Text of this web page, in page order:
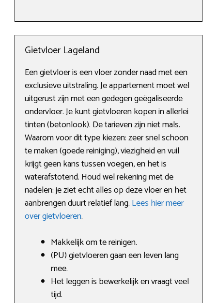
Gietvloer Lageland
Een gietvloer is een vloer zonder naad met een
exclusieve uitstraling. Je appartement moet wel
uitgerust zijn met een gedegen geëgaliseerde
ondervloer. Je kunt gietvloeren kopen in allerlei
tinten (betonlook). De tarieven zijn niet mals.
Waarom voor dit type kiezen: zeer snel schoon
te maken (goede reiniging), viezigheid en vuil
krijgt geen kans tussen voegen, en het is
waterafstotend. Houd wel rekening met de
nadelen: je ziet echt alles op deze vloer en het
aanbrengen duurt relatief lang. Lees hier meer
over gietvloeren.
Makkelijk om te reinigen.
(PU) gietvloeren gaan een leven lang
mee.
Het leggen is bewerkelijk en vraagt veel
tijd.